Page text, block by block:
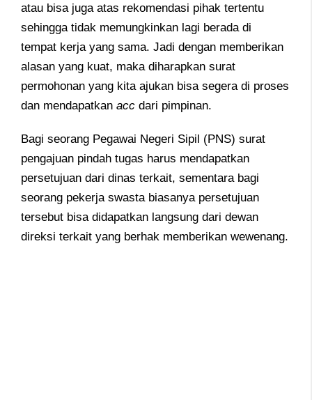
atau bisa juga atas rekomendasi pihak tertentu
sehingga tidak memungkinkan lagi berada di
tempat kerja yang sama. Jadi dengan memberikan
alasan yang kuat, maka diharapkan surat
permohonan yang kita ajukan bisa segera di proses
dan mendapatkan acc dari pimpinan.
Bagi seorang Pegawai Negeri Sipil (PNS) surat
pengajuan pindah tugas harus mendapatkan
persetujuan dari dinas terkait, sementara bagi
seorang pekerja swasta biasanya persetujuan
tersebut bisa didapatkan langsung dari dewan
direksi terkait yang berhak memberikan wewenang.